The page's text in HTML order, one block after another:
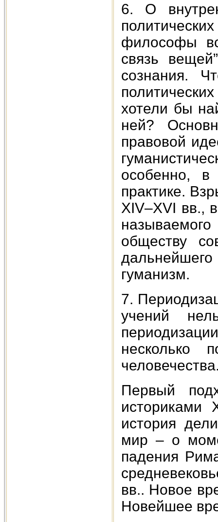
6. О
философы
связь
сознания.
хотели бы
ней?
правовой
особенно, в
практике.
XIV–XVI вв.,
обществу
гуманизм.
7.
учений
несколько
Первый
историками
история
мир – о
падения
вв.. Новое
Новейшее